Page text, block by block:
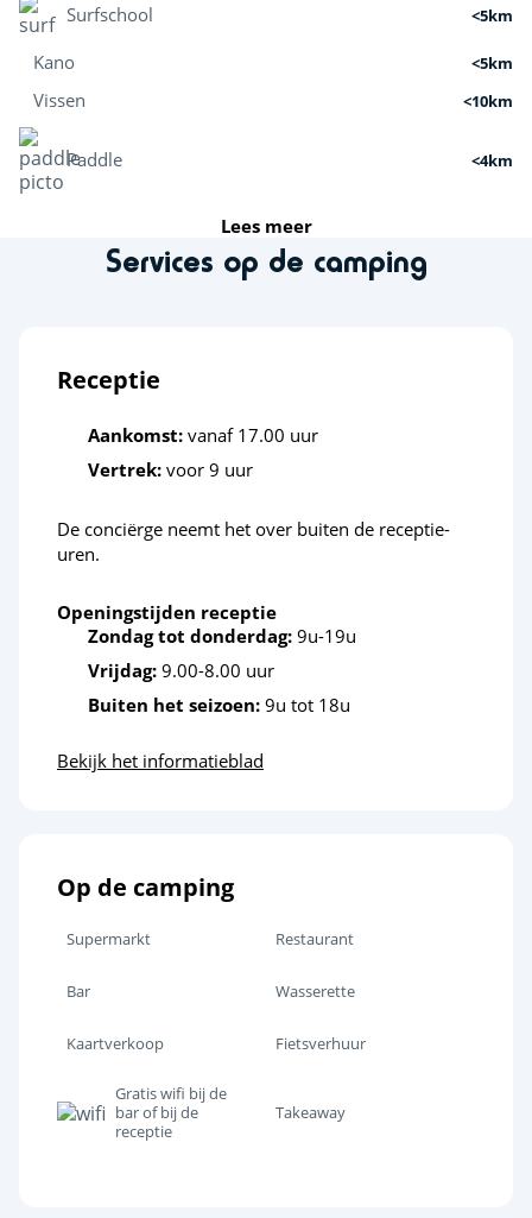
Surfschool <5km
Kano <5km
Vissen <10km
Paddle <4km
Activiteiten in de natuur
Sportactiviteiten
Klimmuur
Golf
Karten
Ontspanning en welzijn
Strand op korte afstand
Fietsroutes
Lees meer
Services op de camping
Receptie
Aankomst: vanaf 17.00 uur
Vertrek: voor 9 uur
De conciërge neemt het over buiten de receptie-
uren.
Openingstijden receptie
Zondag tot donderdag: 9u-19u
Vrijdag: 9.00-8.00 uur
Buiten het seizoen: 9u tot 18u
Bekijk het informatieblad
Op de camping
Supermarkt Restaurant
Bar Wasserette
Kaartverkoop Fietsverhuur
Gratis wifi bij de
bar of bij de
receptie
Takeaway